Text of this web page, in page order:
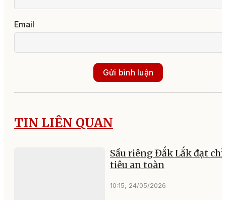
Email
Gửi bình luận
TIN LIÊN QUAN
Sầu riêng Đắk Lắk đạt chỉ
tiêu an toàn
10:15, 24/05/2026